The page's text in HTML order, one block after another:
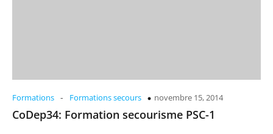
Formations - Formations secours novembre 15, 2014
CoDep34: Formation secourisme PSC-1